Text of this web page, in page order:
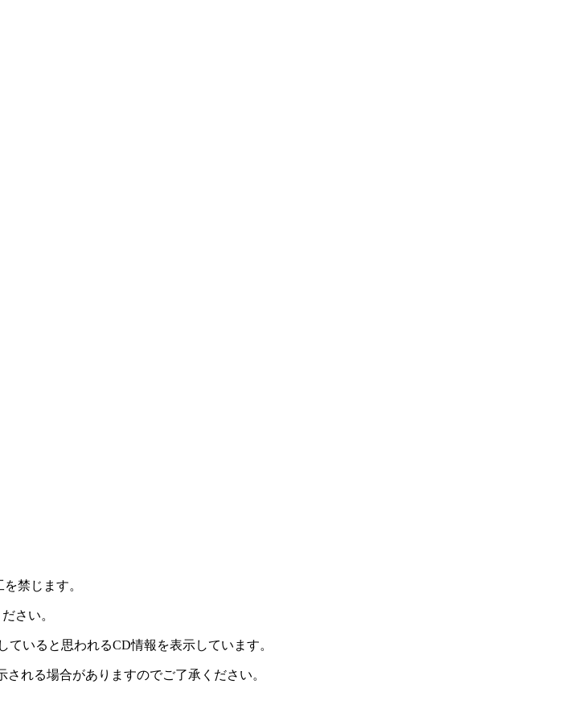
禁じます。
さい。
いると思われるCD情報を表示しています。
れる場合がありますのでご了承ください。